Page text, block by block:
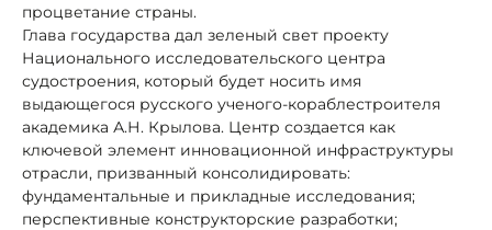
процветание страны.
Глава государства дал зеленый свет проекту
Национального исследовательского центра
судостроения, который будет носить имя
выдающегося русского ученого-кораблестроителя
академика А.Н. Крылова. Центр создается как
ключевой элемент инновационной инфраструктуры
отрасли, призванный консолидировать:
фундаментальные и прикладные исследования;
перспективные конструкторские разработки;